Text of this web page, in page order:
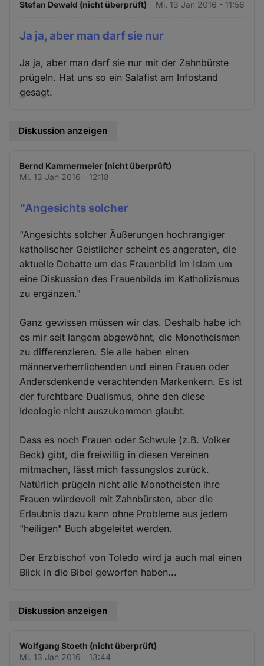
Stefan Dewald (nicht überprüft) Mi. 13 Jan 2016 - 11:56
Ja ja, aber man darf sie nur
Ja ja, aber man darf sie nur mit der Zahnbürste
prügeln. Hat uns so ein Salafist am Infostand
gesagt.
Diskussion anzeigen
Bernd Kammermeier (nicht überprüft)
Mi. 13 Jan 2016 - 12:18
"Angesichts solcher
"Angesichts solcher Äußerungen hochrangiger
katholischer Geistlicher scheint es angeraten, die
aktuelle Debatte um das Frauenbild im Islam um
eine Diskussion des Frauenbilds im Katholizismus
zu ergänzen."
Ganz gewissen müssen wir das. Deshalb habe ich
es mir seit langem abgewöhnt, die Monotheismen
zu differenzieren. Sie alle haben einen
männerverherrlichenden und einen Frauen oder
Andersdenkende verachtenden Markenkern. Es ist
der furchtbare Dualismus, ohne den diese
Ideologie nicht auszukommen glaubt.
Dass es noch Frauen oder Schwule (z.B. Volker
Beck) gibt, die freiwillig in diesen Vereinen
mitmachen, lässt mich fassungslos zurück.
Natürlich prügeln nicht alle Monotheisten ihre
Frauen würdevoll mit Zahnbürsten, aber die
Erlaubnis dazu kann ohne Probleme aus jedem
"heiligen" Buch abgeleitet werden.
Der Erzbischof von Toledo wird ja auch mal einen
Blick in die Bibel geworfen haben...
Diskussion anzeigen
Wolfgang Stoeth (nicht überprüft)
Mi. 13 Jan 2016 - 13:44